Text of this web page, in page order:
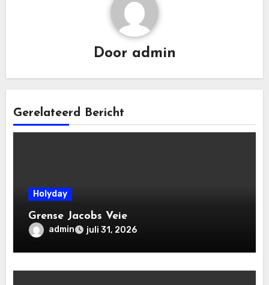
Door admin
Gerelateerd Bericht
Holyday
Grense Jacobs Veie
admin juli 31, 2026